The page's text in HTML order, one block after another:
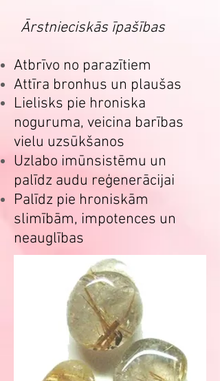
Ārstnieciskās īpašības
Atbrīvo no parazītiem
Attīra bronhus un plaušas
Lielisks pie hroniska
noguruma, veicina barības
vielu uzsūkšanos
Uzlabo imūnsistēmu un
palīdz audu reģenerācijai
Palīdz pie hroniskām
slimībām, impotences un
neauglības